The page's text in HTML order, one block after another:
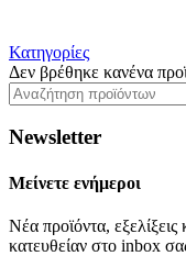
Κατηγορίες
Δεν βρέθηκε κανένα
Newsletter
Μείνετε ενήμεροι
Νέα προϊόντα,
κατευθείαν στο inbox